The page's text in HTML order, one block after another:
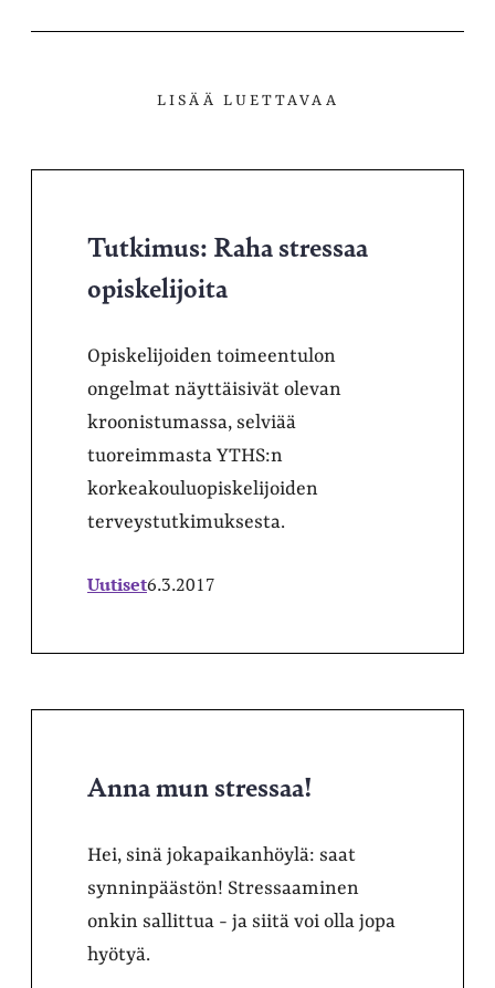
LISÄÄ LUETTAVAA
Tutkimus: Raha stressaa
opiskelijoita
Opiskelijoiden toimeentulon
ongelmat näyttäisivät olevan
kroonistumassa, selviää
tuoreimmasta YTHS:n
korkeakouluopiskelijoiden
terveystutkimuksesta.
Uutiset6.3.2017
Anna mun stressaa!
Hei, sinä jokapaikanhöylä: saat
synninpäästön! Stressaaminen
onkin sallittua - ja siitä voi olla jopa
hyötyä.